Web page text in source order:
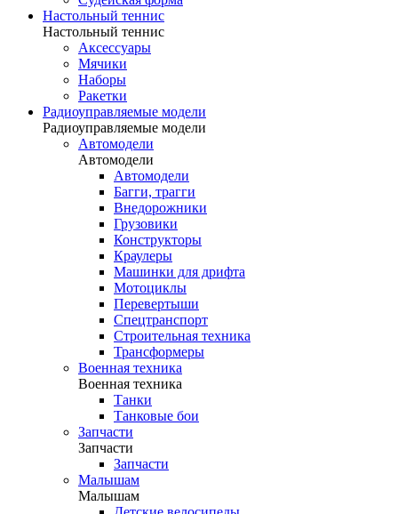
Настольный теннис
Настольный теннис
Аксессуары
Мячики
Наборы
Ракетки
Радиоуправляемые модели
Радиоуправляемые модели
Автомодели
Автомодели
Автомодели
Багги, трагги
Внедорожники
Грузовики
Конструкторы
Краулеры
Машинки для дрифта
Мотоциклы
Перевертыши
Спецтранспорт
Строительная техника
Трансформеры
Военная техника
Военная техника
Танки
Танковые бои
Запчасти
Запчасти
Запчасти
Малышам
Малышам